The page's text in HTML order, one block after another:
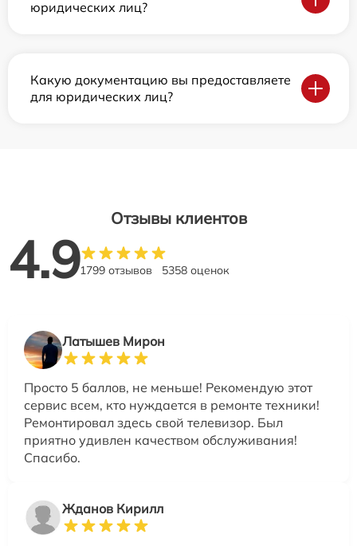
юридических лиц?
Какую документацию вы предоставляете
для юридических лиц?
Отзывы клиентов
4.91799 отзывов 5358 оценок
Латышев Мирон
Просто 5 баллов, не меньше! Рекомендую этот
сервис всем, кто нуждается в ремонте техники!
Ремонтировал здесь свой телевизор. Был
приятно удивлен качеством обслуживания!
Спасибо.
Жданов Кирилл